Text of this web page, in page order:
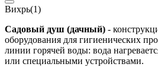
Вихрь(1)
Садовый душ (дачный) -
оборудования для гигиенических
линии горячей воды: вода
или специальными устройствами.